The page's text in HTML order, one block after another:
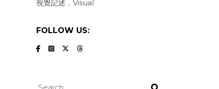
視覺記述．Visual
FOLLOW US:
Search